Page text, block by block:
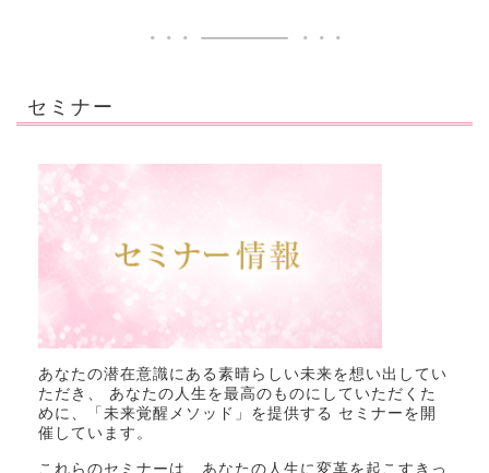
セミナー
あなたの潜在意識にある素晴らしい未来を想い出してい
ただき、 あなたの人生を最高のものにしていただくた
めに、「未来覚醒メソッド」を提供する セミナーを開
催しています。
これらのセミナーは、あなたの人生に変革を起こすきっ